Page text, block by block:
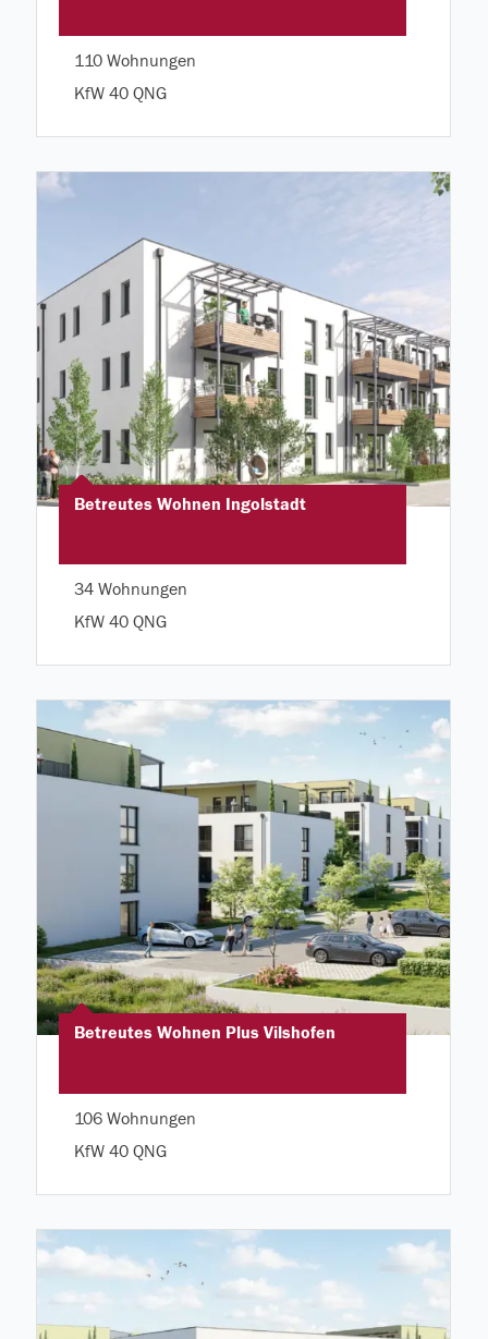
110 Wohnungen
KfW 40 QNG
Betreutes Wohnen Ingolstadt
34 Wohnungen
KfW 40 QNG
Betreutes Wohnen Plus Vilshofen
106 Wohnungen
KfW 40 QNG